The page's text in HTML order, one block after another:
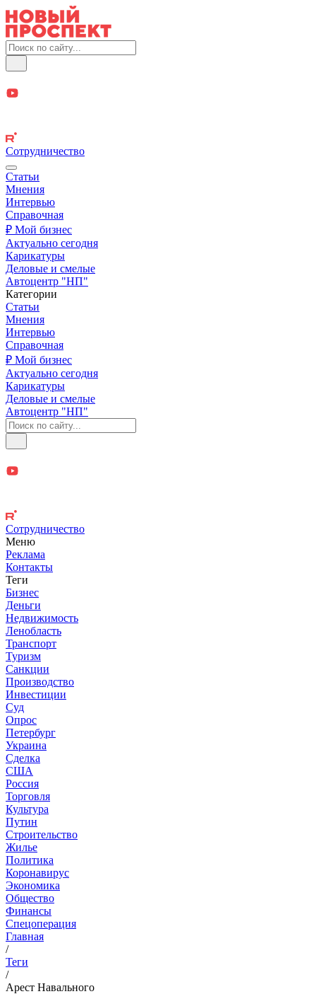
Сотрудничество
Статьи
Мнения
Интервью
Справочная
₽ Мой бизнес
Актуально сегодня
Карикатуры
Деловые и смелые
Автоцентр "НП"
Категории
Статьи
Мнения
Интервью
Справочная
₽ Мой бизнес
Актуально сегодня
Карикатуры
Деловые и смелые
Автоцентр "НП"
Сотрудничество
Меню
Реклама
Контакты
Теги
Бизнес
Деньги
Недвижимость
Ленобласть
Транспорт
Туризм
Санкции
Производство
Инвестиции
Суд
Опрос
Петербург
Украина
Сделка
США
Россия
Торговля
Культура
Путин
Строительство
Жилье
Политика
Коронавирус
Экономика
Общество
Финансы
Спецоперация
Главная
/
Теги
/
Арест Навального